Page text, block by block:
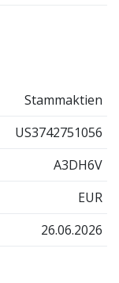
Stammaktien
US3742751056
A3DH6V
EUR
26.06.2026